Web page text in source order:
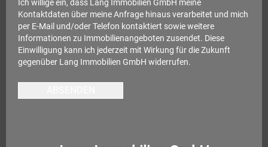
Ich willige ein, dass Lang Immobilien GmbH meine
Kontaktdaten über meine Anfrage hinaus verarbeitet und mich
per E-Mail und/oder Telefon kontaktiert sowie weitere
Informationen zu Immobilienangeboten zusendet. Diese
Einwilligung kann ich jederzeit mit Wirkung für die Zukunft
gegenüber Lang Immobilien GmbH widerrufen.